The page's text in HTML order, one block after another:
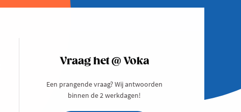
Vraag het @ Voka
Een prangende vraag? Wij antwoorden
binnen de 2 werkdagen!